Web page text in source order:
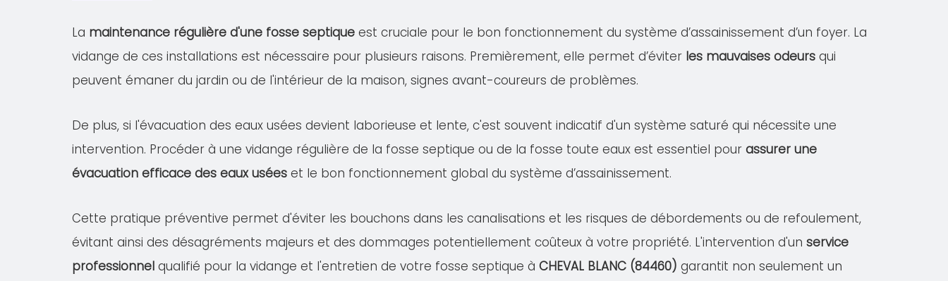
La maintenance régulière d'une fosse septique est cruciale pour le bon fonctionnement du système d’assainissement d’un foyer. La
vidange de ces installations est nécessaire pour plusieurs raisons. Premièrement, elle permet d’éviter les mauvaises odeurs qui
peuvent émaner du jardin ou de l'intérieur de la maison, signes avant-coureurs de problèmes.
De plus, si l'évacuation des eaux usées devient laborieuse et lente, c'est souvent indicatif d'un système saturé qui nécessite une
intervention. Procéder à une vidange régulière de la fosse septique ou de la fosse toute eaux est essentiel pour assurer une
évacuation efficace des eaux usées et le bon fonctionnement global du système d’assainissement.
Cette pratique préventive permet d'éviter les bouchons dans les canalisations et les risques de débordements ou de refoulement,
évitant ainsi des désagréments majeurs et des dommages potentiellement coûteux à votre propriété. L'intervention d'un service
professionnel qualifié pour la vidange et l'entretien de votre fosse septique à CHEVAL BLANC (84460) garantit non seulement un